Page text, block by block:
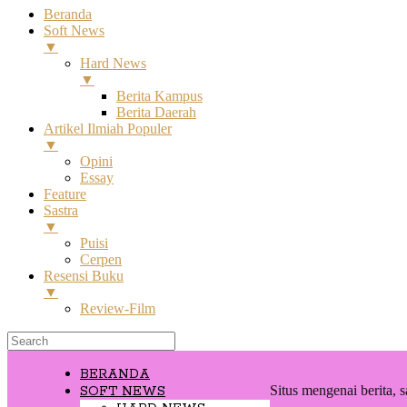
Beranda
Soft News
▼
Hard News
▼
Berita Kampus
Berita Daerah
Artikel Ilmiah Populer
▼
Opini
Essay
Feature
Sastra
▼
Puisi
Cerpen
Resensi Buku
▼
Review-Film
BERANDA
SOFT NEWS
Situs mengenai berita,